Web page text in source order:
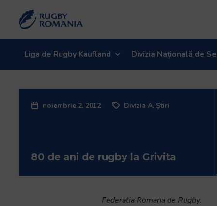
Liga de Rugby Kaufland Divizia Națională de
noiembrie 2, 2012 Divizia A, Știri
80 de ani de rugby la Grivita
Federatia Romana de Rugby.